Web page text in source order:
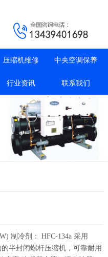
压缩机维修 中央空调保养
行业资讯 联系我们
制冷剂： HFC-134a 采用
半封闭螺杆压缩机，可靠耐用